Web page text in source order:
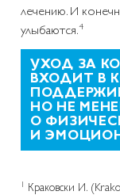
лечению. И
улыбаются.4
УХОД ЗА
ВХОДИТ В
НО НЕ
О
И
1
Краковски И.